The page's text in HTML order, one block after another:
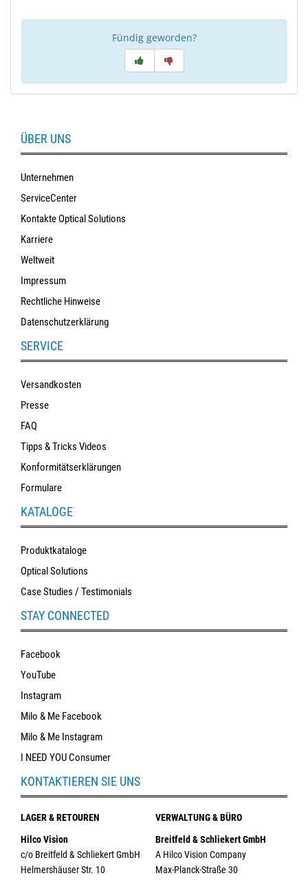
Fündig geworden?
ÜBER UNS
Unternehmen
ServiceCenter
Kontakte Optical Solutions
Karriere
Weltweit
Impressum
Rechtliche Hinweise
Datenschutzerklärung
SERVICE
Versandkosten
Presse
FAQ
Tipps & Tricks Videos
Konformitätserklärungen
Formulare
KATALOGE
Produktkataloge
Optical Solutions
Case Studies / Testimonials
STAY CONNECTED
Facebook
YouTube
Instagram
Milo & Me Facebook
Milo & Me Instagram
I NEED YOU Consumer
KONTAKTIEREN SIE UNS
LAGER & RETOUREN
Hilco Vision
c/o Breitfeld & Schliekert GmbH
Helmershäuser Str. 10
VERWALTUNG & BÜRO
Breitfeld & Schliekert GmbH
A Hilco Vision Company
Max-Planck-Straße 30